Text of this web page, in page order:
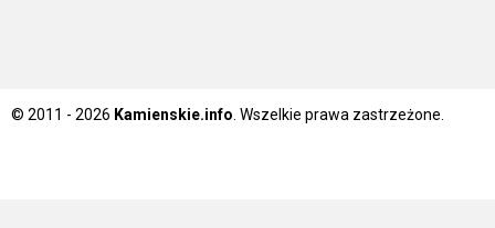
© 2011 - 2026 Kamienskie.info . Wszelkie prawa zastrzeżone.